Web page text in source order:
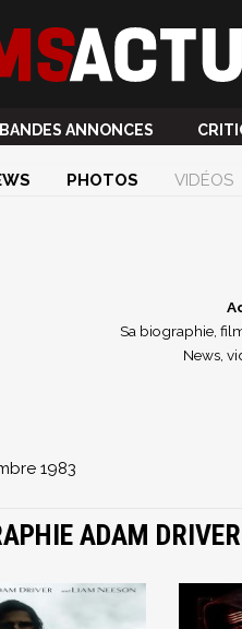
BANDES ANNONCES
PHOTOS VIDÉOS
Sa biographie,
News,
1983
ADAM DRIVER